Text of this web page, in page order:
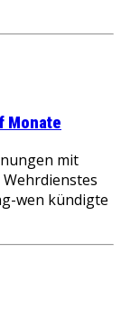
Monate
mit
wen kündigte